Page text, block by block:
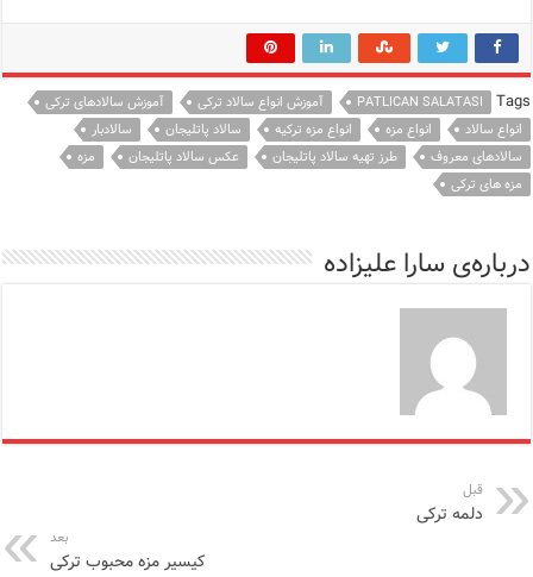
Tags
PATLICAN SALATASI آموزش انواع سالاد ترکی
آموزش سالادهای ترکی
انواع سالاد
انواع مزه انواع مزه ترکیه سالاد پاتلیجان
سالادبار
سالادهای معروف
طرز تهیه سالاد پاتلیجان عکس سالاد پاتلیجان
مزه
مزه های ترکی
درباره‌ی سارا علیزاده
قبل
دلمه ترکی
بعد
کیسیر مزه محبوب ترکی